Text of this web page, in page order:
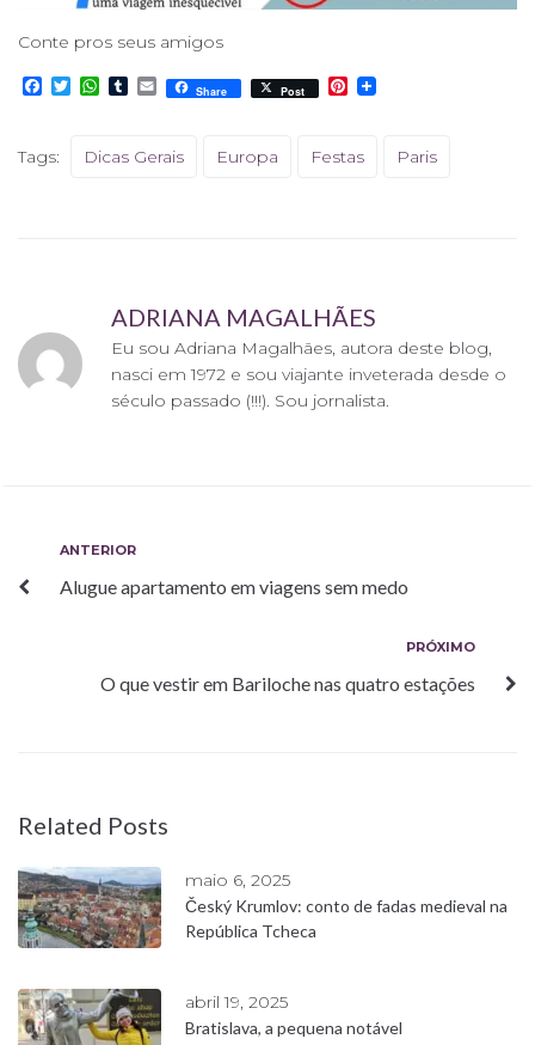
Conte pros seus amigos
F
b
T
W
s
l
E
m
l
Share Post
P
e
Tags: Dicas Gerais Europa Festas Paris
ADRIANA MAGALHÃES
Eu sou Adriana Magalhães, autora deste blog,
nasci em 1972 e sou viajante inveterada desde o
século passado (!!!). Sou jornalista.
Navegação
de
Anterior
ANTERIOR
Alugue apartamento em viagens sem medo
PRÓXIMO
O que vestir em Bariloche nas quatro estações
Related Posts
maio 6, 2025
Český Krumlov: conto de fadas medieval na
República Tcheca
abril 19, 2025
Bratislava, a pequena notável